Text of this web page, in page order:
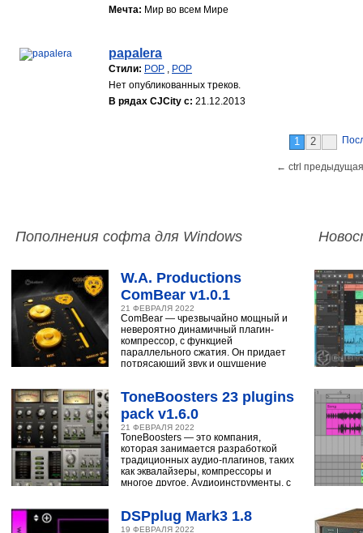
Мечта: Мир во всем Мире
papalera
Стили: POP , POP
Нет опубликованных треков.
В рядах CJCity с: 21.12.2013
1 2
← ctrl
Пополнения софта для Windows
W.A. Productions
ComBear v1.0.1
21 ФЕВРАЛЯ 2022
ComBear — чрезвычайно мощный и
невероятно динамичный плагин-
компрессор, с функцией
параллельного сжатия. Он придает
потрясающий звук и ощущение
ToneBoosters 23 plugins
pack v1.6.0
21 ФЕВРАЛЯ 2022
ToneBoosters — это компания,
которая занимается разработкой
традиционных аудио-плагинов, таких
как эквалайзеры, компрессоры и
многое другое. Аудиоинструменты, с
DSPplug Mark3 1.8
19 ФЕВРАЛЯ 2022